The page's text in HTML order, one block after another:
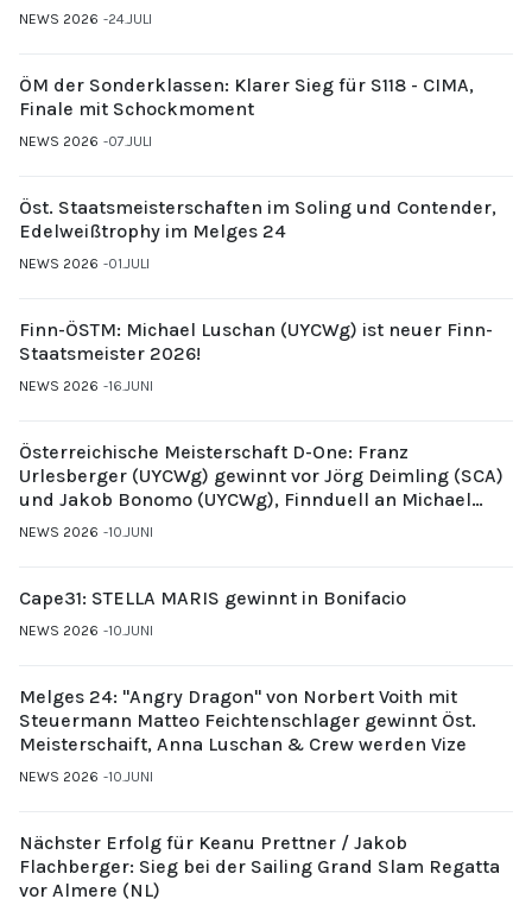
NEWS 2026 24.JULI
ÖM der Sonderklassen: Klarer Sieg für S118 - CIMA,
Finale mit Schockmoment
NEWS 2026 07.JULI
Öst. Staatsmeisterschaften im Soling und Contender,
Edelweißtrophy im Melges 24
NEWS 2026 01.JULI
Finn-ÖSTM: Michael Luschan (UYCWg) ist neuer Finn-
Staatsmeister 2026!
NEWS 2026 16.JUNI
Österreichische Meisterschaft D-One: Franz
Urlesberger (UYCWg) gewinnt vor Jörg Deimling (SCA)
und Jakob Bonomo (UYCWg), Finnduell an Michael
Gubi (UYCMo)
NEWS 2026 10.JUNI
Cape31: STELLA MARIS gewinnt in Bonifacio
NEWS 2026 10.JUNI
Melges 24: "Angry Dragon" von Norbert Voith mit
Steuermann Matteo Feichtenschlager gewinnt Öst.
Meisterschaift, Anna Luschan & Crew werden Vize
NEWS 2026 10.JUNI
Nächster Erfolg für Keanu Prettner / Jakob
Flachberger: Sieg bei der Sailing Grand Slam Regatta
vor Almere (NL)